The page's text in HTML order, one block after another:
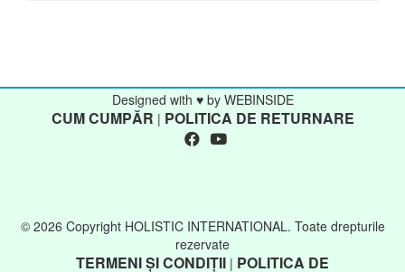
Designed with ♥ by WEBINSIDE
CUM CUMPĂR | POLITICA DE RETURNARE
© 2026 Copyright HOLISTIC INTERNATIONAL. Toate drepturile
rezervate
TERMENI ȘI CONDIȚII | POLITICA DE